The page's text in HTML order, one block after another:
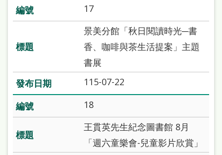
17
景美分館「秋日閱讀時光─書
香、咖啡與茶生活提案」主題
書展
115-07-22
18
王貫英先生紀念圖書館 8月
「週六童樂會-兒童影片欣賞」